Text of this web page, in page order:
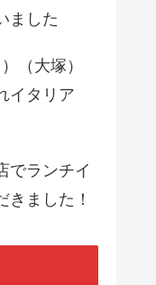
ました
（大塚）
イタリア
でランチイ
きました！